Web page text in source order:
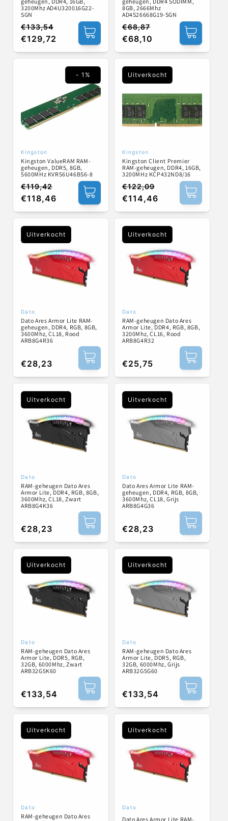
3200Mhz AD4U320016G22-
SGN
Normale
€133,54
Aanbiedingsprijs
€129,72
8GB, 2666Mhz
AD4S26668G19-SGN
Normale
prijs
€68,87
Aanbiedingsprijs
€68,10
- 1%
Verkoper:
Kingston
Kingston ValueRAM RAM-
geheugen, DDR5, 8GB,
5600MHz KVR56U46BS6-8
Normale
€119,42
Aanbiedingsprijs
€118,46
Uitverkocht
Verkoper:
Kingston
Kingston Client Premier
RAM-geheugen, DDR4, 16GB,
3200MHz KCP432ND8/16
Normale
€122,09
Aanbiedingsprijs
€114,46
Uitverkocht
Verkoper:
Dato
Dato Ares Armor Lite RAM-
geheugen, DDR4, RGB, 8GB,
3600Mhz, CL18, Rood
ARB8G4R36
Normale
prijs
€28,23
Uitverkocht
Verkoper:
Dato
RAM-geheugen Dato Ares
Armor Lite, DDR4, RGB, 8GB,
3200Mhz, CL16, Rood
ARB8G4R32
Normale
prijs
€25,75
Uitverkocht
Verkoper:
Dato
RAM-geheugen Dato Ares
Armor Lite, DDR4, RGB, 8GB,
3600Mhz, CL18, Zwart
ARB8G4K36
Normale
prijs
€28,23
Uitverkocht
Verkoper:
Dato
Dato Ares Armor Lite RAM-
geheugen, DDR4, RGB, 8GB,
3600Mhz, CL18, Grijs
ARB8G4G36
Normale
prijs
€28,23
Uitverkocht
Verkoper:
Dato
RAM-geheugen Dato Ares
Armor Lite, DDR5, RGB,
32GB, 6000Mhz, Zwart
ARB32G5K60
Normale
prijs
€133,54
Uitverkocht
Verkoper:
Dato
RAM-geheugen Dato Ares
Armor Lite, DDR5, RGB,
32GB, 6000Mhz, Grijs
ARB32G5G60
Normale
prijs
€133,54
Uitverkocht
Verkoper:
Dato
RAM-geheugen Dato Ares
Uitverkocht
Verkoper:
Dato
Dato Ares Armor Lite RAM-